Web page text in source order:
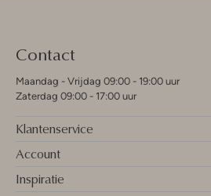
Contact
Maandag - Vrijdag 09:00 - 19:00 uur
Zaterdag 09:00 - 17:00 uur
Klantenservice
Account
Inspiratie